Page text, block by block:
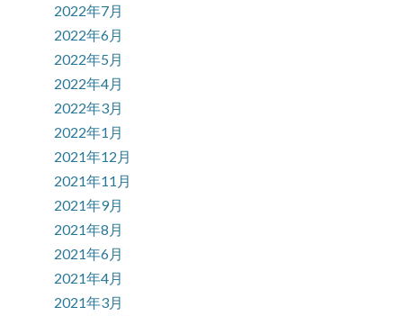
2022年7月
2022年6月
2022年5月
2022年4月
2022年3月
2022年1月
2021年12月
2021年11月
2021年9月
2021年8月
2021年6月
2021年4月
2021年3月